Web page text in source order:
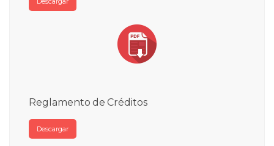
Reglamento de Créditos
Descargar